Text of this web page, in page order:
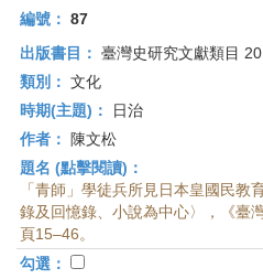
編號： 87
出版書目： 臺灣史研究文獻類目
類別： 文化
時期(主題)：
日治
作者：
陳文松
題名 (點擊閱讀)：
「青師」學徒兵所見日本皇國民教
錄及回憶錄、小說為中心〉，《臺
頁15–46。
勾選：